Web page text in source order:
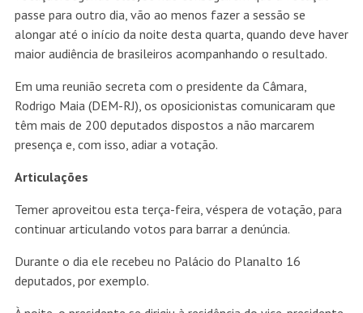
passe para outro dia, vão ao menos fazer a sessão se
alongar até o início da noite desta quarta, quando deve haver
maior audiência de brasileiros acompanhando o resultado.
Em uma reunião secreta com o presidente da Câmara,
Rodrigo Maia (DEM-RJ), os oposicionistas comunicaram que
têm mais de 200 deputados dispostos a não marcarem
presença e, com isso, adiar a votação.
Articulações
Temer aproveitou esta terça-feira, véspera de votação, para
continuar articulando votos para barrar a denúncia.
Durante o dia ele recebeu no Palácio do Planalto 16
deputados, por exemplo.